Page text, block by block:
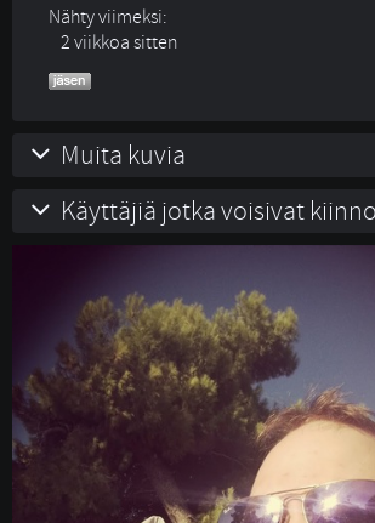
Nähty viimeksi:
2 viikkoa sitten
Muita kuvia
Käyttäjiä jotka voisivat